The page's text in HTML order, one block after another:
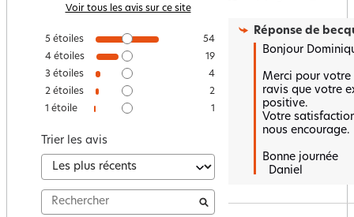
Voir tous les avis sur ce site
5 étoiles
54
4 étoiles
19
3 étoiles
4
2 étoiles
2
1 étoile 1
Trier les avis
Réponse de
Bonjour
Merci pour votre
ravis que votre
positive.
Votre
nous
Bonne journée
  Daniel